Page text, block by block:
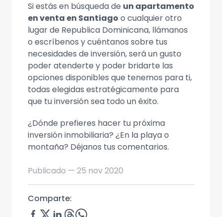
Si estás en búsqueda de un apartamento
en venta en Santiago o cualquier otro
lugar de Republica Dominicana, llámanos
o escríbenos y cuéntanos sobre tus
necesidades de inversión, será un gusto
poder atenderte y poder bridarte las
opciones disponibles que tenemos para ti,
todas elegidas estratégicamente para
que tu inversión sea todo un éxito.
¿Dónde prefieres hacer tu próxima
inversión inmobiliaria? ¿En la playa o
montaña? Déjanos tus comentarios.
Publicado — 25 nov 2020
Comparte: